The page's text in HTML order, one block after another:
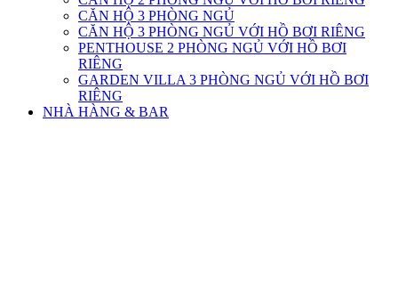
CĂN HỘ 3 PHÒNG NGỦ
CĂN HỘ 3 PHÒNG NGỦ VỚI HỒ BƠI RIÊNG
PENTHOUSE 2 PHÒNG NGỦ VỚI HỒ BƠI
RIÊNG
GARDEN VILLA 3 PHÒNG NGỦ VỚI HỒ BƠI
RIÊNG
NHÀ HÀNG & BAR